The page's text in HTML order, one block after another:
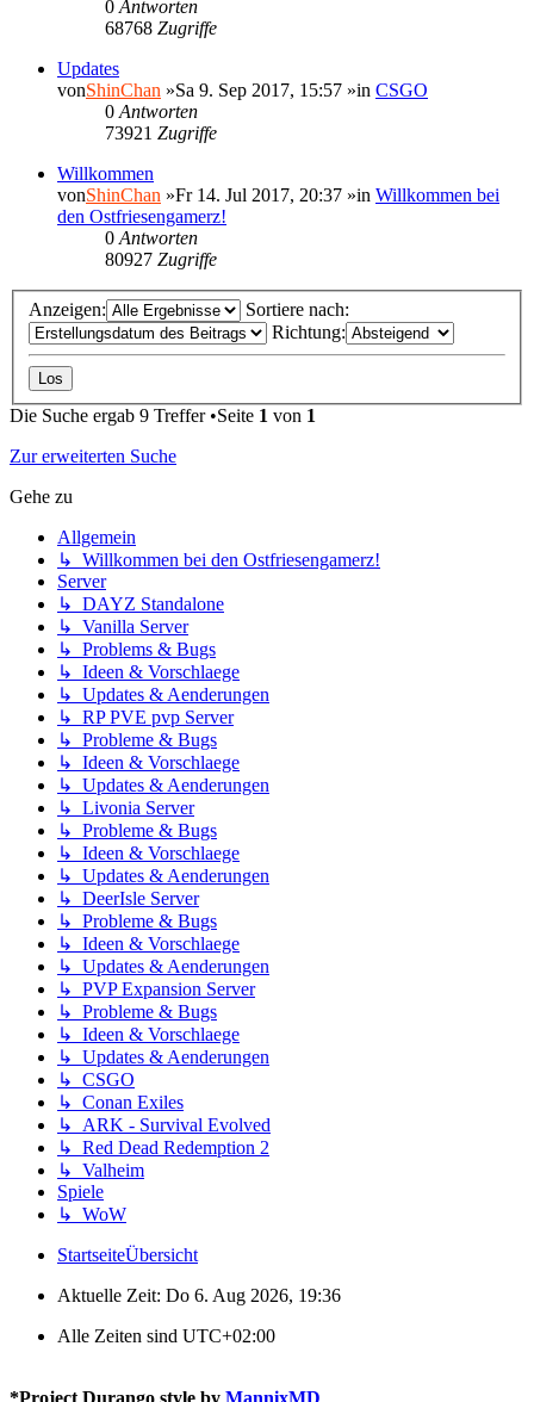
0 Antworten
68768 Zugriffe
Updates
vonShinChan »Sa 9. Sep 2017, 15:57 »in CSGO
0 Antworten
73921 Zugriffe
Willkommen
vonShinChan »Fr 14. Jul 2017, 20:37 »in Willkommen bei
den Ostfriesengamerz!
0 Antworten
80927 Zugriffe
Anzeigen:
Sortiere nach:
Richtung:
Die Suche ergab 9 Treffer •Seite 1 von 1
Zur erweiterten Suche
Gehe zu
Allgemein
↳ Willkommen bei den Ostfriesengamerz!
Server
↳ DAYZ Standalone
↳ Vanilla Server
↳ Problems & Bugs
↳ Ideen & Vorschlaege
↳ Updates & Aenderungen
↳ RP PVE pvp Server
↳ Probleme & Bugs
↳ Ideen & Vorschlaege
↳ Updates & Aenderungen
↳ Livonia Server
↳ Probleme & Bugs
↳ Ideen & Vorschlaege
↳ Updates & Aenderungen
↳ DeerIsle Server
↳ Probleme & Bugs
↳ Ideen & Vorschlaege
↳ Updates & Aenderungen
↳ PVP Expansion Server
↳ Probleme & Bugs
↳ Ideen & Vorschlaege
↳ Updates & Aenderungen
↳ CSGO
↳ Conan Exiles
↳ ARK - Survival Evolved
↳ Red Dead Redemption 2
↳ Valheim
Spiele
↳ WoW
StartseiteÜbersicht
Aktuelle Zeit: Do 6. Aug 2026, 19:36
Alle Zeiten sind UTC+02:00
*Project Durango style by MannixMD